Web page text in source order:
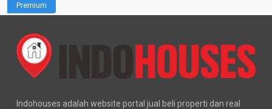
Premium
Indohouses adalah website portal jual beli properti dan real